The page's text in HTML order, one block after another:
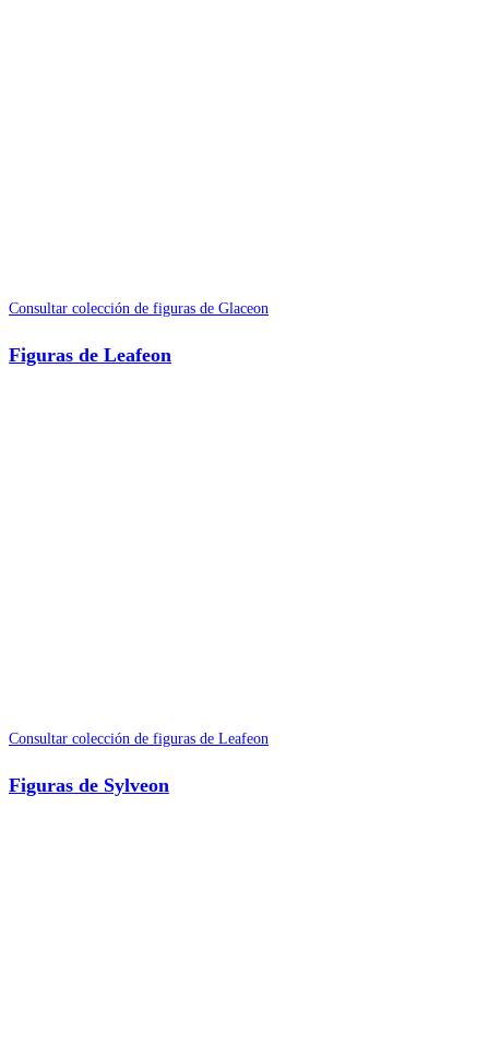
Consultar colección de figuras de Glaceon
Figuras de Leafeon
Consultar colección de figuras de Leafeon
Figuras de Sylveon